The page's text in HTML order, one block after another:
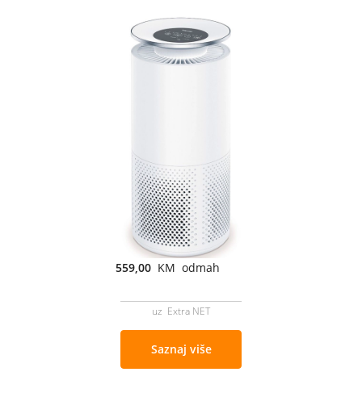
559,00 KM odmah
uz Extra NET
Saznaj više